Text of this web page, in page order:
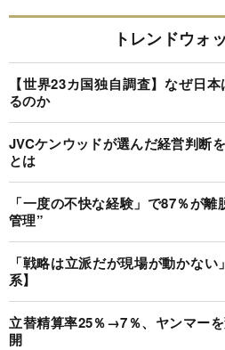
トレンドウォ
【世界23カ国独自調査】なぜ日
るのか
JVCケンウッドが選んだ経営判断
とは
「一度の不快な経験」で87％が
管理”
「戦略は立派だが現場が動かな
系】
立替精算率25％→7％、ヤンマー
開